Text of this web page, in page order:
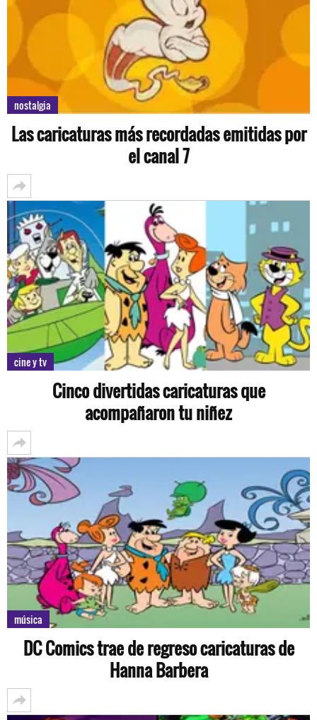
nostalgia
Las caricaturas más recordadas emitidas por
el canal 7
cine y tv
Cinco divertidas caricaturas que
acompañaron tu niñez
música
DC Comics trae de regreso caricaturas de
Hanna Barbera